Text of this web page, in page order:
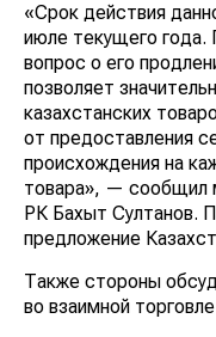
«Срок действия
июле текущего года.
вопрос о его
позволяет
казахстанских
от предоставления
происхождения на
товара», — сообщил
РК Бахыт Султанов.
предложение
Также стороны
во взаимной